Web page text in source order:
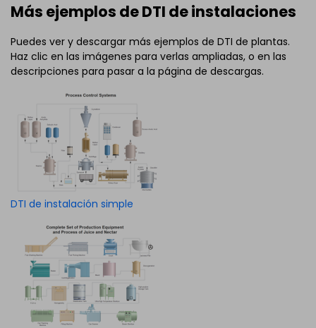
Más ejemplos de DTI de instalaciones
Puedes ver y descargar más ejemplos de DTI de plantas.
Haz clic en las imágenes para verlas ampliadas, o en las
descripciones para pasar a la página de descargas.
DTI de instalación simple